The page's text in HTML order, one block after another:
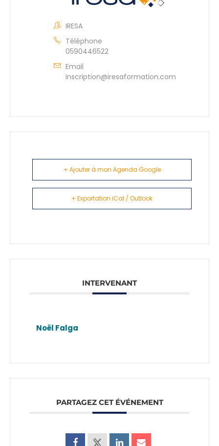
IRESA
Téléphone
0590446522
Email
inscription@iresaformation.com
+ Ajouter à mon Agenda Google
+ Exportation iCal / Outlook
INTERVENANT
Noël Falga
PARTAGEZ CET ÉVÉNEMENT